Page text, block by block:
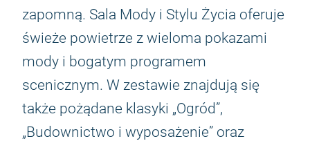
zapomną. Sala Mody i Stylu Życia oferuje
świeże powietrze z wieloma pokazami
mody i bogatym programem
scenicznym. W zestawie znajdują się
także pożądane klasyki „Ogród”,
„Budownictwo i wyposażenie” oraz